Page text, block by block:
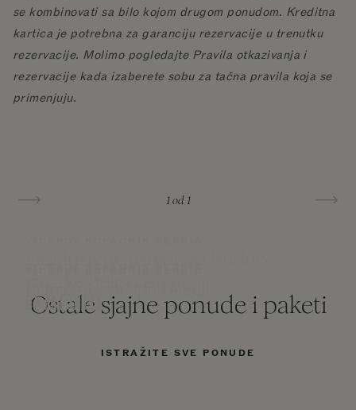
se kombinovati sa bilo kojom drugom ponudom. Kreditna
kartica je potrebna za garanciju rezervacije u trenutku
rezervacije. Molimo pogledajte Pravila otkazivanja i
rezervacije kada izaberete sobu za tačna pravila koja se
primenjuju.
1od 1
Ostale sjajne ponude i paketi
DETALJNIJE
DETALJNIJE
Romantični spa bijeg
DETALJNIJE
ISTRAŽITE SVE PONUDE